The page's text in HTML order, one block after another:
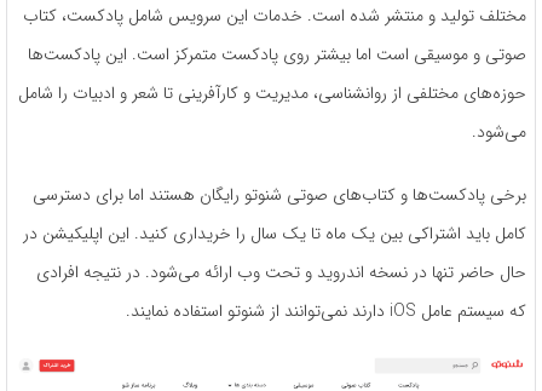
مختلف تولید و منتشر شده است. خدمات این سرویس شامل پادکست، کتاب
صوتی و موسیقی است اما بیشتر روی پادکست متمرکز است. این پادکست‌ها
حوزه‌‌های مختلفی از روانشناسی، مدیریت و کارآفرینی تا شعر و ادبیات را شامل
می‌شود.
برخی پادکست‌ها و کتاب‌های صوتی شنوتو رایگان هستند اما برای دسترسی
کامل باید اشتراکی بین یک ماه تا یک سال را خریداری کنید. این اپلیکیشن در
حال حاضر تنها در نسخه اندروید و تحت وب ارائه می‌شود. در نتیجه افرادی
که سیستم عامل iOS دارند نمی‌توانند از شنوتو استفاده نمایند.